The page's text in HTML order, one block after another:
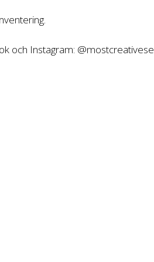
och Instagram: @mostcreativese